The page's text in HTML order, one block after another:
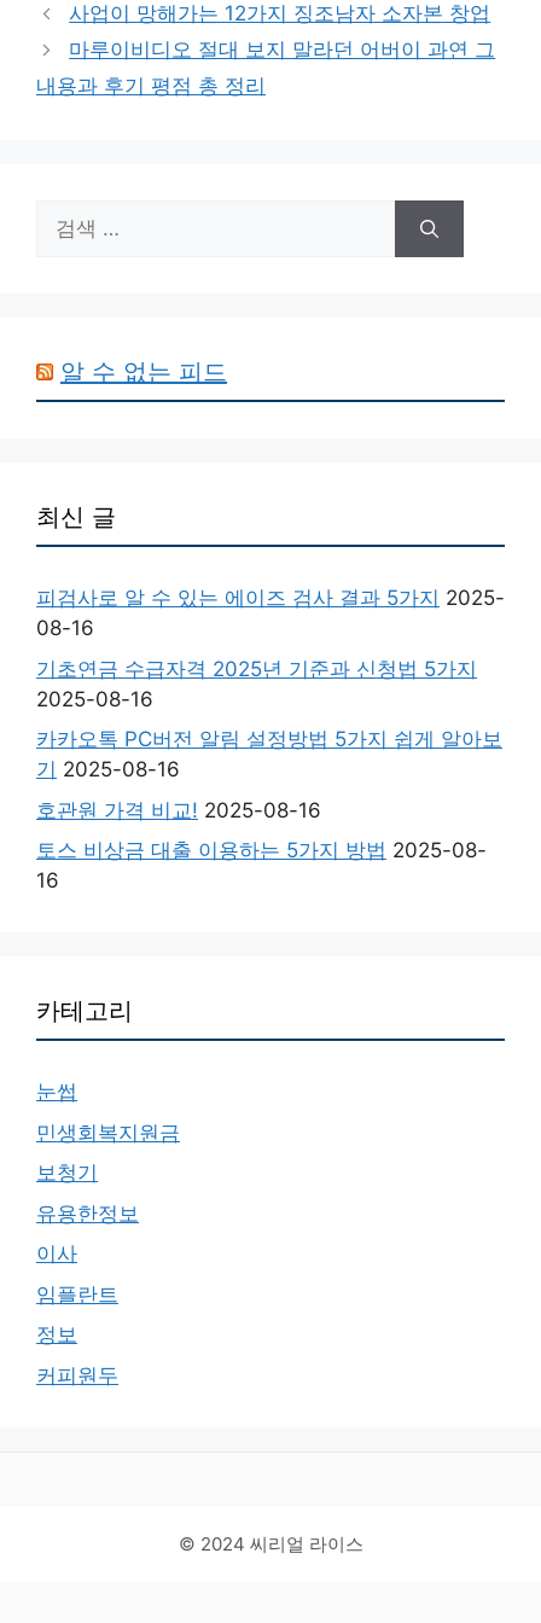
리
사업이 망해가는 12가지 징조남자 소자본 창업
마루이비디오 절대 보지 말라던 어버이 과연 그
내용과 후기 평점 총 정리
색:
알 수 없는 피드
최신 글
피검사로 알 수 있는 에이즈 검사 결과 5가지 2025-
08-16
기초연금 수급자격 2025년 기준과 신청법 5가지
2025-08-16
카카오톡 PC버전 알림 설정방법 5가지 쉽게 알아보
기 2025-08-16
호관원 가격 비교! 2025-08-16
토스 비상금 대출 이용하는 5가지 방법 2025-08-
16
카테고리
눈썹
민생회복지원금
보청기
유용한정보
이사
임플란트
정보
커피원두
© 2024 씨리얼 라이스